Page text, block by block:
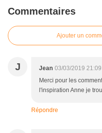
Commentaires
Ajouter un
J Jean 03/03/2019 21:09
Merci pour les
l'inspiration Anne je
Répondre